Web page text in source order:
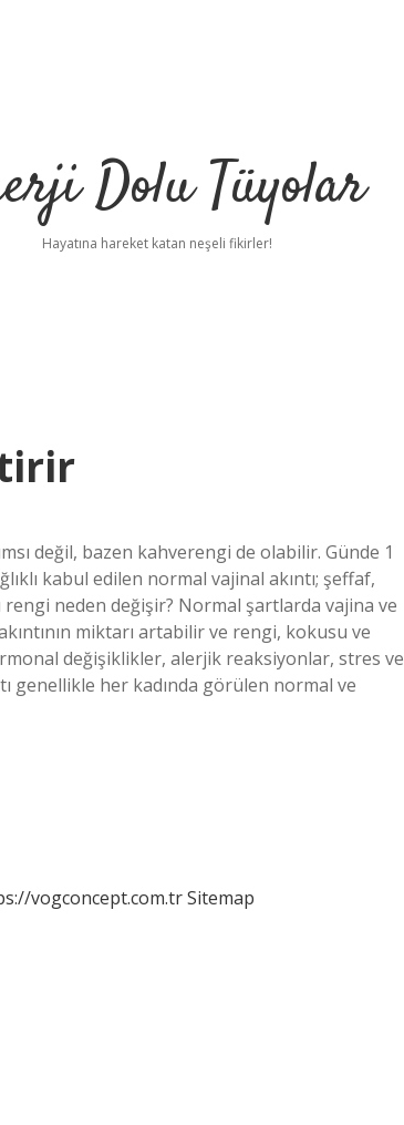
Dolu Tüyolar
Hayatına hareket katan neşeli fikirler!
değil, bazen kahverengi de olabilir. Günde 1
kabul edilen normal vajinal akıntı; şeffaf,
rengi neden değişir? Normal şartlarda vajina ve
miktarı artabilir ve rengi, kokusu ve
değişiklikler, alerjik reaksiyonlar, stres ve
genellikle her kadında görülen normal ve
vogconcept.com.trSitemap